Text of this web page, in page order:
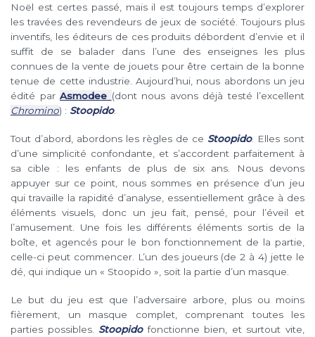
Noël est certes passé, mais il est toujours temps d’explorer
les travées des revendeurs de jeux de société. Toujours plus
inventifs, les éditeurs de ces produits débordent d’envie et il
suffit de se balader dans l’une des enseignes les plus
connues de la vente de jouets pour être certain de la bonne
tenue de cette industrie. Aujourd’hui, nous abordons un jeu
édité par Asmodee (dont nous avons déjà testé l’excellent
Chromino) : Stoopido.
Tout d’abord, abordons les règles de ce Stoopido. Elles sont
d’une simplicité confondante, et s’accordent parfaitement à
sa cible : les enfants de plus de six ans. Nous devons
appuyer sur ce point, nous sommes en présence d’un jeu
qui travaille la rapidité d’analyse, essentiellement grâce à des
éléments visuels, donc un jeu fait, pensé, pour l’éveil et
l’amusement. Une fois les différents éléments sortis de la
boîte, et agencés pour le bon fonctionnement de la partie,
celle-ci peut commencer. L’un des joueurs (de 2 à 4) jette le
dé, qui indique un « Stoopido », soit la partie d’un masque.
Le but du jeu est que l’adversaire arbore, plus ou moins
fièrement, un masque complet, comprenant toutes les
parties possibles. Stoopido fonctionne bien, et surtout vite,